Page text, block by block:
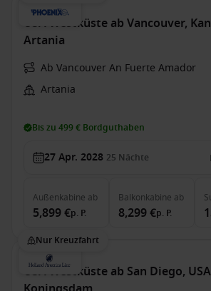
USA Westküste ab Vancouver,
Artania
Ab Vancouver An Fuerte Amador
Artania
Bis zu 499 € Bordguthaben
27 Apr. 2028 25 Nächte
Außenkabine ab
5,899 €p. P.
Balkonkabine ab
8,299 €p. P.
Nur Kreuzfahrt
USA Westküste ab San Diego,